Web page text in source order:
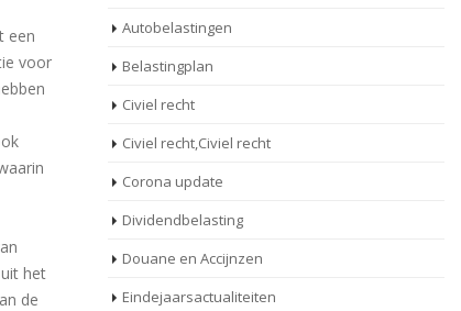
een
voor
het
de
Autobelastingen
Belastingplan
Civiel recht
Civiel recht,Civiel recht
Corona update
Dividendbelasting
Douane en Accijnzen
Eindejaarsactualiteiten